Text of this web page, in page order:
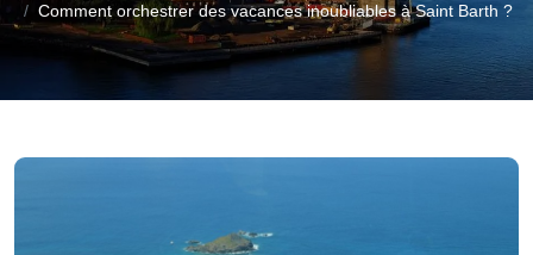
Comment orchestrer des vacances inoubliables à Saint Barth ?